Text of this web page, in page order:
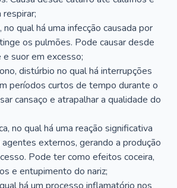
no qual há uma infecção causada por
os pulmões. Pode causar desde
suor em excesso;
distúrbio no qual há interrupções
períodos curtos de tempo durante o
cansaço e atrapalhar a qualidade do
no qual há uma reação significativa
externos, gerando a produção
Pode ter como efeitos coceira,
e entupimento do nariz;